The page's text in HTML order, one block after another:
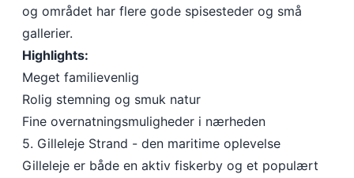
og området har flere gode spisesteder og små
gallerier.
Highlights:
Meget familievenlig
Rolig stemning og smuk natur
Fine overnatningsmuligheder i nærheden
5. Gilleleje Strand - den maritime oplevelse
Gilleleje er både en aktiv fiskerby og et populært